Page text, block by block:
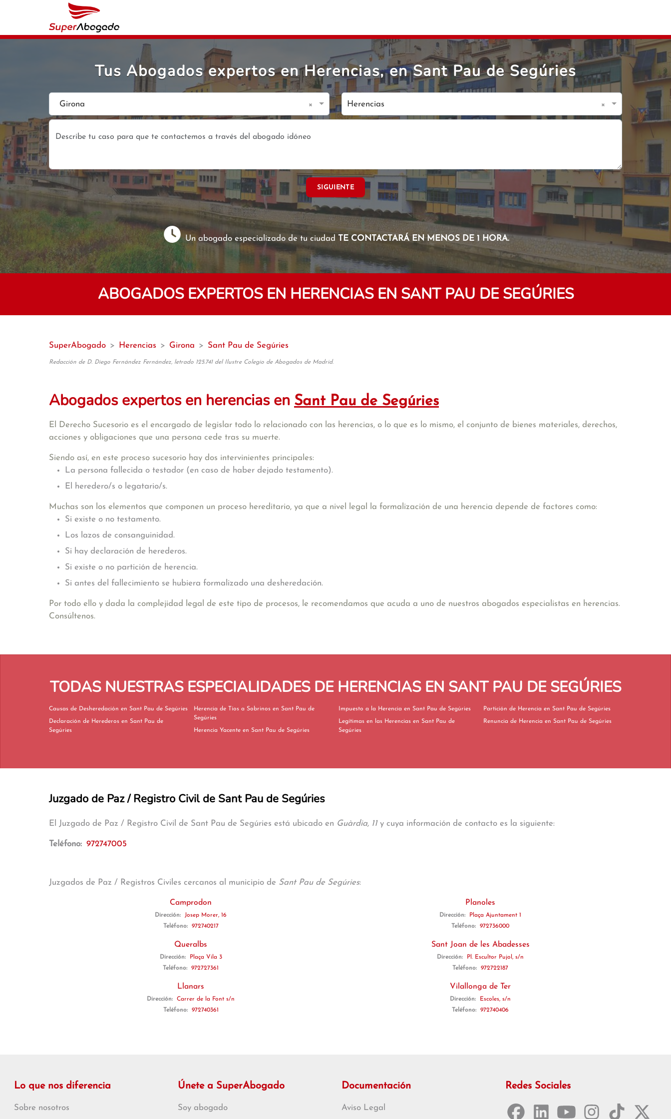
Tus Abogados expertos en Herencias, en Sant Pau de Segúries
Girona × Herencias ×
SIGUIENTE
Un abogado especializado de tu ciudad TE CONTACTARÁ EN MENOS DE 1 HORA.
ABOGADOS EXPERTOS EN HERENCIAS EN SANT PAU DE SEGÚRIES
SuperAbogado > Herencias > Girona > Sant Pau de Segúries
Redacción de D. Diego Fernández Fernández, letrado 125.741 del Ilustre Colegio de Abogados de Madrid.
Abogados expertos en herencias en Sant Pau de Segúries
El Derecho Sucesorio es el encargado de legislar todo lo relacionado con las herencias, o lo que es lo mismo, el conjunto de bienes materiales, derechos,
acciones y obligaciones que una persona cede tras su muerte.
Siendo así, en este proceso sucesorio hay dos intervinientes principales:
La persona fallecida o testador (en caso de haber dejado testamento).
El heredero/s o legatario/s.
Muchas son los elementos que componen un proceso hereditario, ya que a nivel legal la formalización de una herencia depende de factores como:
Si existe o no testamento.
Los lazos de consanguinidad.
Si hay declaración de herederos.
Si existe o no partición de herencia.
Si antes del fallecimiento se hubiera formalizado una desheredación.
Por todo ello y dada la complejidad legal de este tipo de procesos, le recomendamos que acuda a uno de nuestros abogados especialistas en herencias.
Consúltenos.
TODAS NUESTRAS ESPECIALIDADES DE HERENCIAS EN SANT PAU DE SEGÚRIES
Causas de Desheredación en Sant Pau de Segúries
Declaración de Herederos en Sant Pau de
Segúries
Herencia de Tíos a Sobrinos en Sant Pau de
Segúries
Herencia Yacente en Sant Pau de Segúries
Impuesto a la Herencia en Sant Pau de Segúries
Legítimas en las Herencias en Sant Pau de
Segúries
Partición de Herencia en Sant Pau de Segúries
Renuncia de Herencia en Sant Pau de Segúries
Juzgado de Paz / Registro Civil de Sant Pau de Segúries
El Juzgado de Paz / Registro Civil de Sant Pau de Segúries está ubicado en Guàrdia, 11y cuya información de contacto es la siguiente:
Teléfono: 972747005
Juzgados de Paz / Registros Civiles cercanos al municipio de Sant Pau de Segúries:
Camprodon
Dirección:
Josep Morer, 16
Teléfono:
972740217
Queralbs
Dirección:
Plaça Vila 3
Teléfono:
972727361
Llanars
Dirección:
Carrer de la Font s/n
Teléfono:
972740361
Planoles
Dirección:
Plaça Ajuntament 1
Teléfono:
972736000
Sant Joan de les Abadesses
Dirección:
Pl. Escultor Pujol, s/n
Teléfono:
972722187
Vilallonga de Ter
Dirección:
Escoles, s/n
Teléfono:
972740406
Lo que nos diferencia
Sobre nosotros
Únete a SuperAbogado
Soy abogado
Documentación
Aviso Legal
Redes Sociales